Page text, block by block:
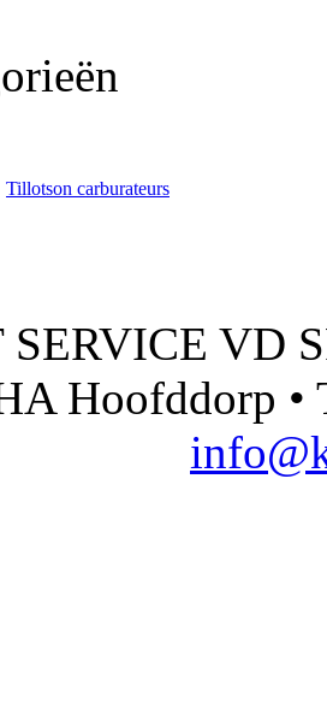
Tillotson carburateurs
VD
Hoofddorp •